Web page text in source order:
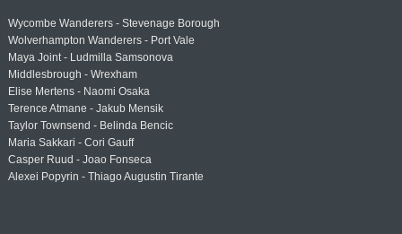
Wycombe Wanderers - Stevenage Borough
Wolverhampton Wanderers - Port Vale
Maya Joint - Ludmilla Samsonova
Middlesbrough - Wrexham
Elise Mertens - Naomi Osaka
Terence Atmane - Jakub Mensik
Taylor Townsend - Belinda Bencic
Maria Sakkari - Cori Gauff
Casper Ruud - Joao Fonseca
Alexei Popyrin - Thiago Augustin Tirante